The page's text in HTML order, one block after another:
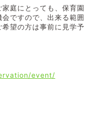
庭にとっても、保育園
ですので、出来る範囲
望の方は事前に見学予
event/